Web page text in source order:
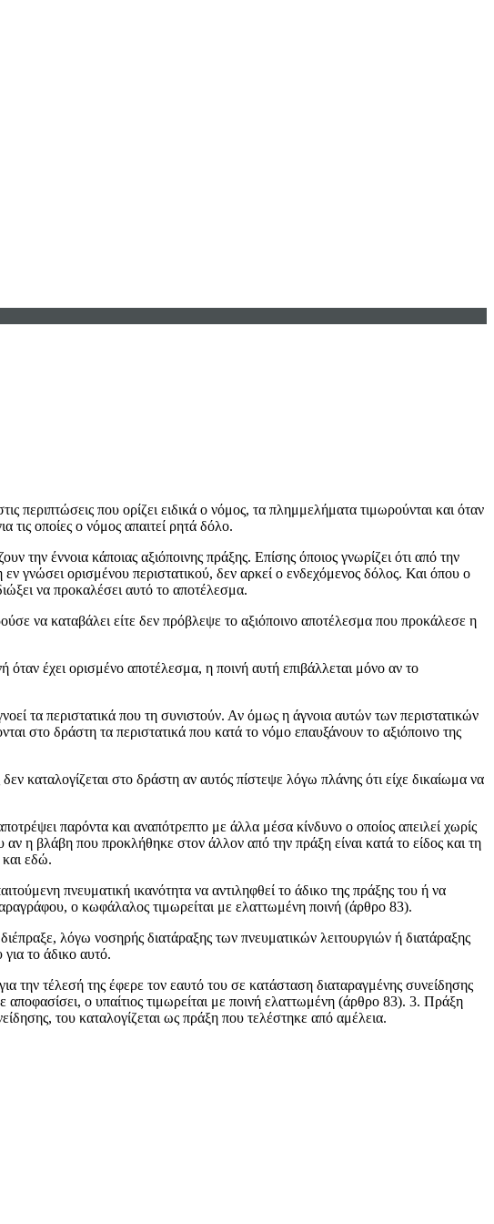
που ορίζει ειδικά ο νόμος, τα πλημμελήματα τιμωρούνται και όταν
τις οποίες ο νόμος απαιτεί ρητά δόλο.
έννοια κάποιας αξιόποινης πράξης. Επίσης όποιος γνωρίζει ότι από την
γνώσει ορισμένου περιστατικού, δεν αρκεί ο ενδεχόμενος δόλος. Και όπου ο
να προκαλέσει αυτό το αποτέλεσμα.
να καταβάλει είτε δεν πρόβλεψε το αξιόποινο αποτέλεσμα που προκάλεσε η
έχει ορισμένο αποτέλεσμα, η ποινή αυτή επιβάλλεται μόνο αν το
τα περιστατικά που τη συνιστούν. Αν όμως η άγνοια αυτών των περιστατικών
στο δράστη τα περιστατικά που κατά το νόμο επαυξάνουν το αξιόποινο της
καταλογίζεται στο δράστη αν αυτός πίστεψε λόγω πλάνης ότι είχε δικαίωμα να
παρόντα και αναπότρεπτο με άλλα μέσα κίνδυνο ο οποίος απειλεί χωρίς
η βλάβη που προκλήθηκε στον άλλον από την πράξη είναι κατά το είδος και τη
εδώ.
πνευματική ικανότητα να αντιληφθεί το άδικο της πράξης του ή να
ο κωφάλαλος τιμωρείται με ελαττωμένη ποινή (άρθρο 83).
λόγω νοσηρής διατάραξης των πνευματικών λειτουργιών ή διατάραξης
το άδικο αυτό.
τέλεσή της έφερε τον εαυτό του σε κατάσταση διαταραγμένης συνείδησης
ο υπαίτιος τιμωρείται με ποινή ελαττωμένη (άρθρο 83). 3. Πράξη
του καταλογίζεται ως πράξη που τελέστηκε από αμέλεια.